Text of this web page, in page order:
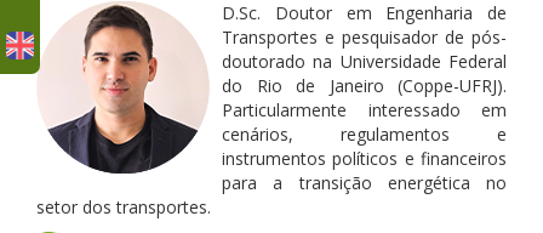
D.Sc. Doutor em Engenharia de
Transportes e pesquisador de pós-
doutorado na Universidade Federal
do Rio de Janeiro (Coppe-UFRJ).
Particularmente interessado em
cenários, regulamentos e
instrumentos políticos e financeiros
para a transição energética no
setor dos transportes.